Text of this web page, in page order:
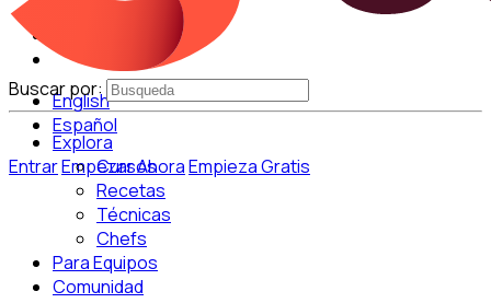
English
Español
EntrarEmpezar AhoraEmpieza Gratis
Buscar por:
Explora
Cursos
Recetas
Técnicas
Chefs
Para Equipos
Comunidad